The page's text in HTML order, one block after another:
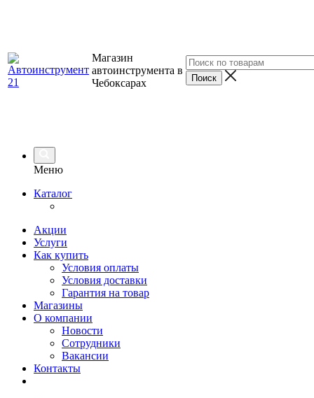
Магазин
автоинструмента в
Чебоксарах
Меню
Каталог
Акции
Услуги
Как купить
Условия оплаты
Условия доставки
Гарантия на товар
Магазины
О компании
Новости
Сотрудники
Вакансии
Контакты